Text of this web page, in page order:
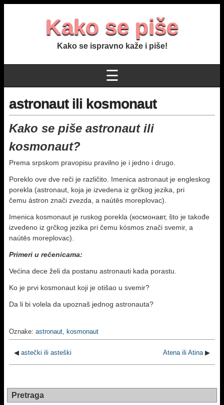
Kako se piše
Kako se ispravno kaže i piše!
☰
astronaut ili kosmonaut
Kako se piše astronaut ili
kosmonaut?
Prema srpskom pravopisu pravilno je i jedno i drugo.
Poreklo ove dve reči je različito. Imenica astronaut je engleskog
porekla (astronaut, koja je izvedena iz grčkog jezika, pri
čemu ástron znači zvezda, a naútēs moreplovac).
Imenica kosmonaut je ruskog porekla (космонавт, što je takođe
izvedeno iz grčkog jezika pri čemu kósmos znači svemir, a
naútēs moreplovac).
Primeri u rečenicama:
Većina dece želi da postanu astronauti kada porastu.
Ko je prvi kosmonaut koji je otišao u svemir?
Da li bi volela da upoznaš jednog astronauta?
Oznake: astronaut, kosmonaut
◀ astečki ili asteški Atena ili Atina▶
Pretraga